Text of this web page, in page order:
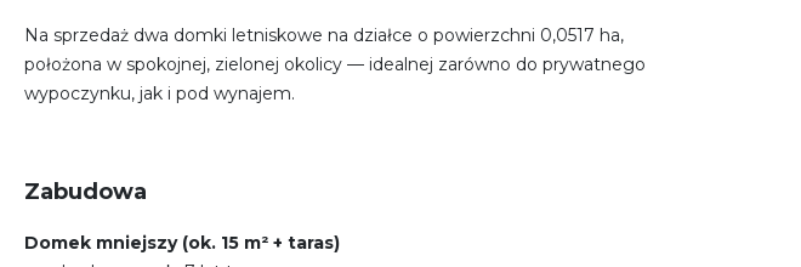
Na sprzedaż dwa domki letniskowe na działce o powierzchni 0,0517 ha,
położona w spokojnej, zielonej okolicy — idealnej zarówno do prywatnego
wypoczynku, jak i pod wynajem.
Zabudowa
Domek mniejszy (ok. 15 m² + taras)